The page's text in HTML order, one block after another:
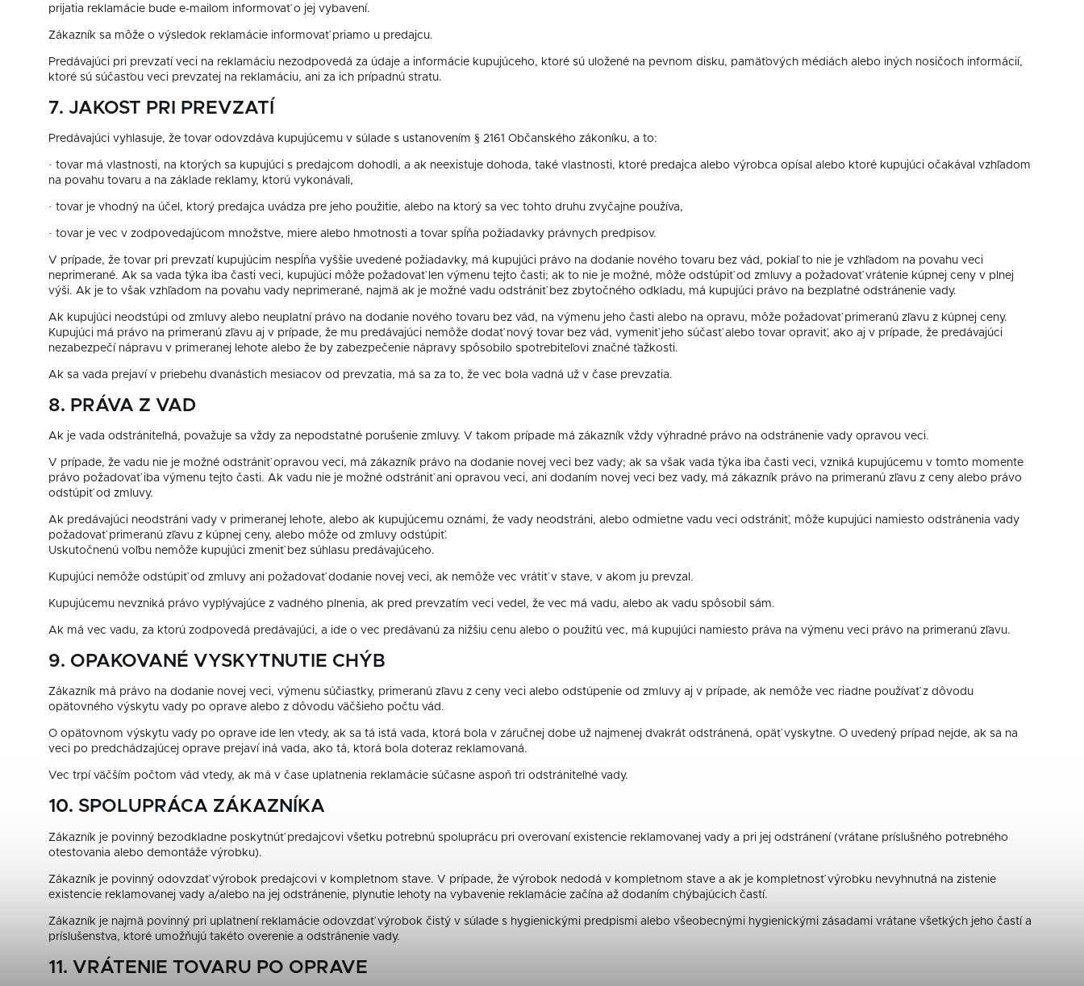
prijatia reklamácie bude e-mailom informovať o jej vybavení.
Zákazník sa môže o výsledok reklamácie informovať priamo u predajcu.
Predávajúci pri prevzatí veci na reklamáciu nezodpovedá za údaje a informácie kupujúceho, ktoré sú uložené na pevnom disku, pamäťových médiách alebo iných nosičoch informácií,
ktoré sú súčasťou veci prevzatej na reklamáciu, ani za ich prípadnú stratu.
7. JAKOST PRI PREVZATÍ
Predávajúci vyhlasuje, že tovar odovzdáva kupujúcemu v súlade s ustanovením § 2161 Občanského zákoníku, a to:
· tovar má vlastnosti, na ktorých sa kupujúci s predajcom dohodli, a ak neexistuje dohoda, také vlastnosti, ktoré predajca alebo výrobca opísal alebo ktoré kupujúci očakával vzhľadom
na povahu tovaru a na základe reklamy, ktorú vykonávali,
· tovar je vhodný na účel, ktorý predajca uvádza pre jeho použitie, alebo na ktorý sa vec tohto druhu zvyčajne používa,
· tovar je vec v zodpovedajúcom množstve, miere alebo hmotnosti a tovar spĺňa požiadavky právnych predpisov.
V prípade, že tovar pri prevzatí kupujúcim nespĺňa vyššie uvedené požiadavky, má kupujúci právo na dodanie nového tovaru bez vád, pokiaľ to nie je vzhľadom na povahu veci
neprimerané. Ak sa vada týka iba časti veci, kupujúci môže požadovať len výmenu tejto časti; ak to nie je možné, môže odstúpiť od zmluvy a požadovať vrátenie kúpnej ceny v plnej
výši. Ak je to však vzhľadom na povahu vady neprimerané, najmä ak je možné vadu odstrániť bez zbytočného odkladu, má kupujúci právo na bezplatné odstránenie vady.
Ak kupujúci neodstúpi od zmluvy alebo neuplatní právo na dodanie nového tovaru bez vád, na výmenu jeho časti alebo na opravu, môže požadovať primeranú zľavu z kúpnej ceny.
Kupujúci má právo na primeranú zľavu aj v prípade, že mu predávajúci nemôže dodať nový tovar bez vád, vymeniť jeho súčasť alebo tovar opraviť, ako aj v prípade, že predávajúci
nezabezpečí nápravu v primeranej lehote alebo že by zabezpečenie nápravy spôsobilo spotrebiteľovi značné ťažkosti.
Ak sa vada prejaví v priebehu dvanástich mesiacov od prevzatia, má sa za to, že vec bola vadná už v čase prevzatia.
8. PRÁVA Z VAD
Ak je vada odstrániteľná, považuje sa vždy za nepodstatné porušenie zmluvy. V takom prípade má zákazník vždy výhradné právo na odstránenie vady opravou veci.
V prípade, že vadu nie je možné odstrániť opravou veci, má zákazník právo na dodanie novej veci bez vady; ak sa však vada týka iba časti veci, vzniká kupujúcemu v tomto momente
právo požadovať iba výmenu tejto časti. Ak vadu nie je možné odstrániť ani opravou veci, ani dodaním novej veci bez vady, má zákazník právo na primeranú zľavu z ceny alebo právo
odstúpiť od zmluvy.
Ak predávajúci neodstráni vady v primeranej lehote, alebo ak kupujúcemu oznámi, že vady neodstráni, alebo odmietne vadu veci odstrániť, môže kupujúci namiesto odstránenia vady
požadovať primeranú zľavu z kúpnej ceny, alebo môže od zmluvy odstúpiť.
Uskutočnenú voľbu nemôže kupujúci zmeniť bez súhlasu predávajúceho.
Kupujúci nemôže odstúpiť od zmluvy ani požadovať dodanie novej veci, ak nemôže vec vrátiť v stave, v akom ju prevzal.
Kupujúcemu nevzniká právo vyplývajúce z vadného plnenia, ak pred prevzatím veci vedel, že vec má vadu, alebo ak vadu spôsobil sám.
Ak má vec vadu, za ktorú zodpovedá predávajúci, a ide o vec predávanú za nižšiu cenu alebo o použitú vec, má kupujúci namiesto práva na výmenu veci právo na primeranú zľavu.
9. OPAKOVANÉ VYSKYTNUTIE CHÝB
Zákazník má právo na dodanie novej veci, výmenu súčiastky, primeranú zľavu z ceny veci alebo odstúpenie od zmluvy aj v prípade, ak nemôže vec riadne používať z dôvodu
opätovného výskytu vady po oprave alebo z dôvodu väčšieho počtu vád.
O opätovnom výskytu vady po oprave ide len vtedy, ak sa tá istá vada, ktorá bola v záručnej dobe už najmenej dvakrát odstránená, opäť vyskytne. O uvedený prípad nejde, ak sa na
veci po predchádzajúcej oprave prejaví iná vada, ako tá, ktorá bola doteraz reklamovaná.
Vec trpí väčším počtom vád vtedy, ak má v čase uplatnenia reklamácie súčasne aspoň tri odstrániteľné vady.
10. SPOLUPRÁCA ZÁKAZNÍKA
Zákazník je povinný bezodkladne poskytnúť predajcovi všetku potrebnú spoluprácu pri overovaní existencie reklamovanej vady a pri jej odstránení (vrátane príslušného potrebného
otestovania alebo demontáže výrobku).
Zákazník je povinný odovzdať výrobok predajcovi v kompletnom stave. V prípade, že výrobok nedodá v kompletnom stave a ak je kompletnosť výrobku nevyhnutná na zistenie
existencie reklamovanej vady a/alebo na jej odstránenie, plynutie lehoty na vybavenie reklamácie začína až dodaním chýbajúcich častí.
Zákazník je najmä povinný pri uplatnení reklamácie odovzdať výrobok čistý v súlade s hygienickými predpismi alebo všeobecnými hygienickými zásadami vrátane všetkých jeho častí a
príslušenstva, ktoré umožňujú takéto overenie a odstránenie vady.
11. VRÁTENIE TOVARU PO OPRAVE